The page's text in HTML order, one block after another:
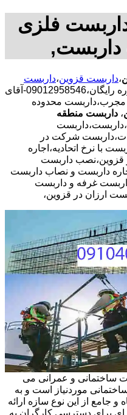
فلزی
،داربست قزوین،داربست
30 در صد تخفیف مشاوره رایگان،09012958546-آقای
مجرب،داربست محدوده
، داربست منطقه
شرکت در
با نرخ اتحادیه،اجاره
قزوین،نصب داربست
داربست و نصاب داربست
غرفه و داربست
ارزان در قزوین،
ساختمانی و عمرانی می
موردنیاز است و به
و جامع از این نوع سازه ارائه